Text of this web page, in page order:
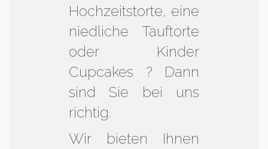
Hochzeitstorte, eine
niedliche Tauftorte
oder Kinder
Cupcakes ? Dann
sind Sie bei uns
richtig.
Wir bieten Ihnen